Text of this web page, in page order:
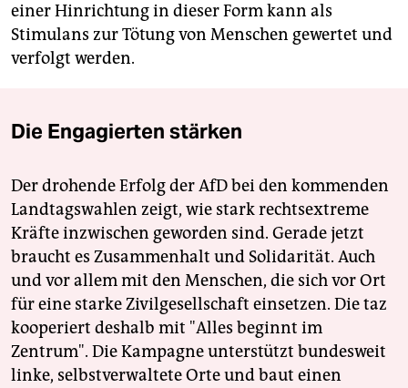
einer Hinrichtung in dieser Form kann als
Stimulans zur Tötung von Menschen gewertet und
verfolgt werden.
Die Engagierten stärken
Der drohende Erfolg der AfD bei den kommenden
Landtagswahlen zeigt, wie stark rechtsextreme
Kräfte inzwischen geworden sind. Gerade jetzt
braucht es Zusammenhalt und Solidarität. Auch
und vor allem mit den Menschen, die sich vor Ort
für eine starke Zivilgesellschaft einsetzen. Die taz
kooperiert deshalb mit "Alles beginnt im
Zentrum". Die Kampagne unterstützt bundesweit
linke, selbstverwaltete Orte und baut einen